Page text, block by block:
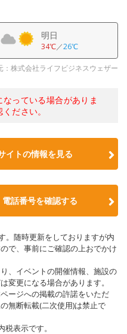
明日
34℃／26℃
：株式会社ライフビジネスウェザー
っている場合がありま
ださい。
イトの情報を見る
話番号を確認する
。随時更新をしておりますが内
で、事前にご確認の上おでかけ
、イベントの開催情報、施設の
変更になる場合があります。
ージへの掲載の許諾をいただ
無断転載(二次使用)は禁止で
表示です。